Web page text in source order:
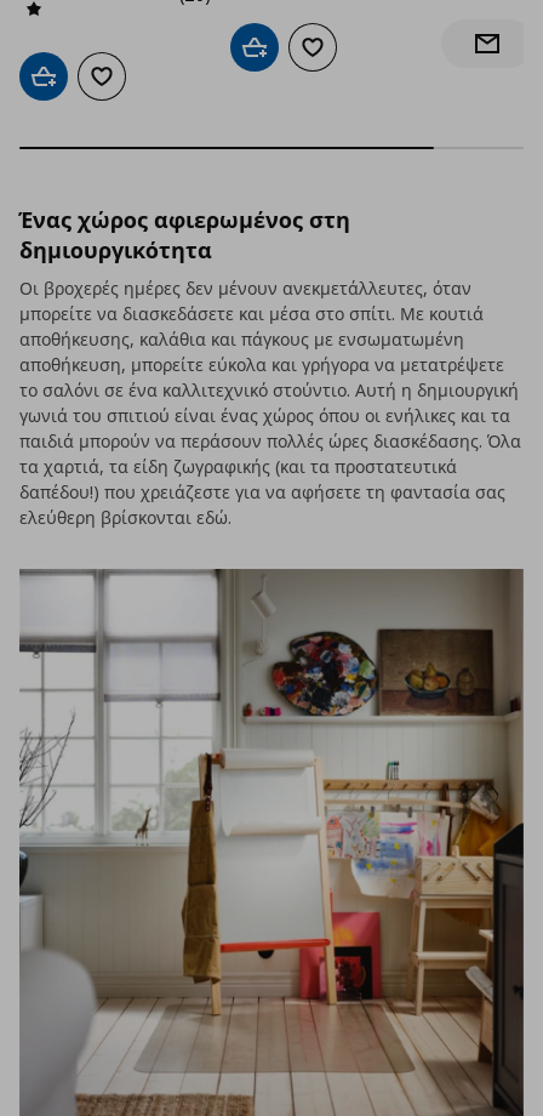
Προσθήκη στο καλάθι
Προσθήκη στα αγαπημένα
Προσθήκη στο καλάθι
Προσθήκη στα αγαπημένα
Ένας χώρος αφιερωμένος στη
δημιουργικότητα
Οι βροχερές ημέρες δεν μένουν ανεκμετάλλευτες, όταν
μπορείτε να διασκεδάσετε και μέσα στο σπίτι. Με κουτιά
αποθήκευσης, καλάθια και πάγκους με ενσωματωμένη
αποθήκευση, μπορείτε εύκολα και γρήγορα να μετατρέψετε
το σαλόνι σε ένα καλλιτεχνικό στούντιο. Αυτή η δημιουργική
γωνιά του σπιτιού είναι ένας χώρος όπου οι ενήλικες και τα
παιδιά μπορούν να περάσουν πολλές ώρες διασκέδασης. Όλα
τα χαρτιά, τα είδη ζωγραφικής (και τα προστατευτικά
δαπέδου!) που χρειάζεστε για να αφήσετε τη φαντασία σας
ελεύθερη βρίσκονται εδώ.